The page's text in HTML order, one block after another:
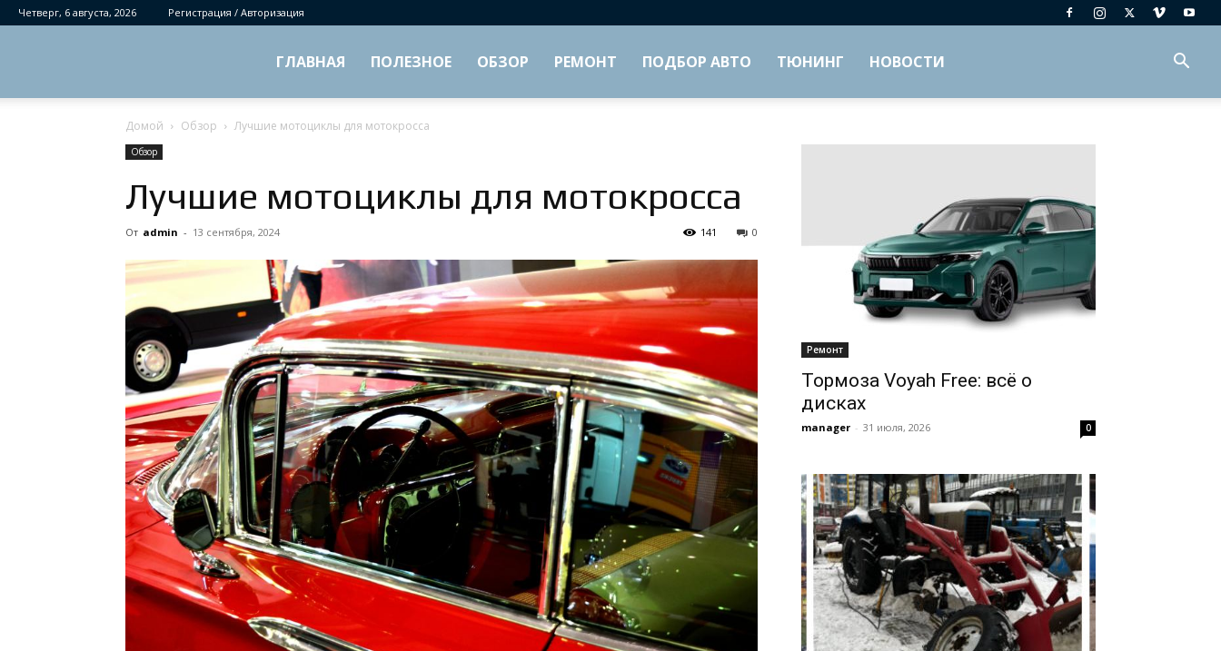
Четверг, 6 августа, 2026 Регистрация / Авторизация
ГЛАВНАЯ ПОЛЕЗНОЕ ОБЗОР РЕМОНТ ПОДБОР АВТО ТЮНИНГ НОВОСТИ
Домой Обзор Лучшие мотоциклы для мотокросса
Обзор
Лучшие мотоциклы для мотокросса
От admin - 13 сентября, 2024 0
141
Ремонт
Тормоза Voyah Free: всё о
дисках
manager - 31 июля, 2026 0